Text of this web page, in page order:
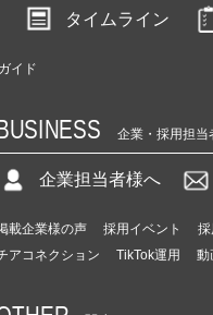
タイムライン
イド
企業・採用担当
企業担当者様へ
載企業様の声 採用イベント
アコネクション
TikTok運用 動